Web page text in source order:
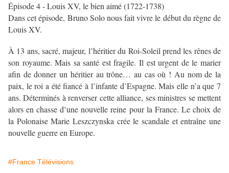
Épisode 4 - Louis XV, le bien aimé (1722-1738)
Dans cet épisode, Bruno Solo nous fait vivre le début du règne de
Louis XV.
À 13 ans, sacré, majeur, l’héritier du Roi-Soleil prend les rênes de
son royaume. Mais sa santé est fragile. Il est urgent de le marier
afin de donner un héritier au trône… au cas où ! Au nom de la
paix, le roi a été fiancé à l’infante d’Espagne. Mais elle n’a que 7
ans. Déterminés à renverser cette alliance, ses ministres se mettent
alors en chasse d’une nouvelle reine pour la France. Le choix de
la Polonaise Marie Leszczynska crée le scandale et entraîne une
nouvelle guerre en Europe.
#France Télévisions